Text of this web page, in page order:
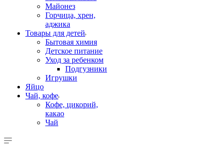
Майонез
Горчица, хрен,
аджика
Товары для детей
Бытовая химия
Детское питание
Уход за ребенком
Подгузники
Игрушки
Яйцо
Чай, кофе
Кофе, цикорий,
какао
Чай